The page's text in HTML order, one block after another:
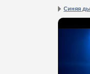
Синяя